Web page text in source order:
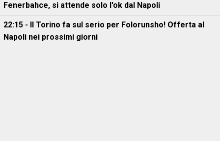
Fenerbahce, si attende solo l'ok dal Napoli
22:15 - Il Torino fa sul serio per Folorunsho! Offerta al
Napoli nei prossimi giorni